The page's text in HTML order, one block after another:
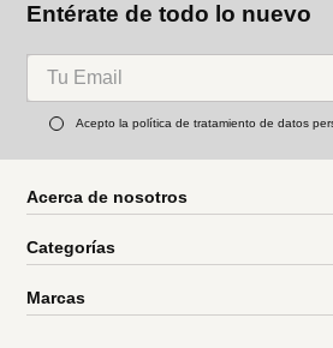
Entérate de todo lo nuevo
Acepto la política de tratamiento de datos
Acerca de nosotros
Categorías
Marcas